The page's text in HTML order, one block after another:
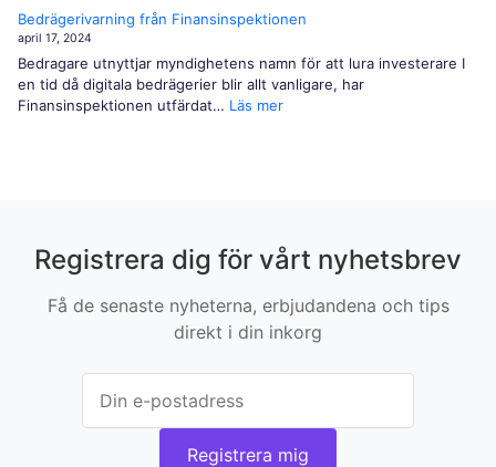
för
hushåll
kronor
över
för
de
flesta
får
det
tuffare
Bedrägerivarning från Finansinspektionen
april 17, 2024
Bedragare utnyttjar myndighetens namn för att lura investerare I
en tid då digitala bedrägerier blir allt vanligare, har
Finansinspektionen utfärdat… Läs mer:
Registrera dig för vårt nyhetsbrev
Få de senaste nyheterna, erbjudandena och tips
direkt i din inkorg
Registrera mig